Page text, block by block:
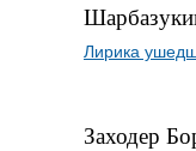
Лирика
Заходер